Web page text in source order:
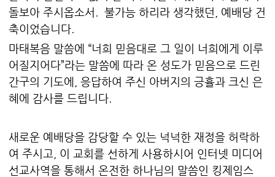
돌보아 주시옵소서. 불가능 하리라 생각했던, 예배당 건
축이었습니다.
마태복음 말씀에 “너희 믿음대로 그 일이 너희에게 이루
어질지어다”라는 말씀에 따라 온 성도가 믿음으로 드린
간구의 기도에, 응답하여 주신 아버지의 긍휼과 크신 은
혜에 감사를 드립니다.
새로운 예배당을 감당할 수 있는 넉넉한 재정을 허락하
여 주시고, 이 교회를 선하게 사용하시어 인터넷 미디어
선교사역을 통해서 온전한 하나님의 말씀인 킹제임스